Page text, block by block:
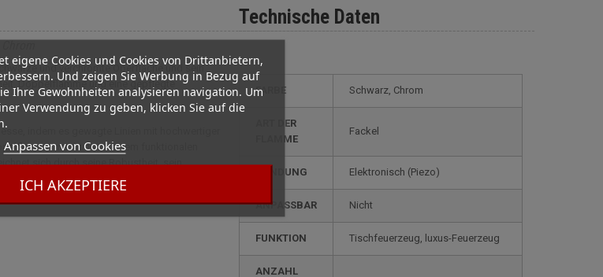
eigene Cookies und Cookies von Drittanbietern,
Und zeigen Sie Werbung in Bezug auf
Ihre Gewohnheiten analysieren navigation. Um
Verwendung zu geben, klicken Sie auf die
Anpassen von Cookies
ICH AKZEPTIERE
Technische Daten
FARBE Schwarz, Chrom
FLAMME
Fackel
ZÜNDUNG elektronisch (Piezo)
ANPASSBAR nicht
FUNKTION tischfeuerzeug, luxus-Feuerzeug
ANZAHL
und verchromte Oberfläche und sein
Doppelflamme und eine gepflegte
indem es gewagte Linien mit hochwertiger
macht es zu einem funktionalen
sich durch seine Robustheit, sein
Chrom miteinander verbindet.
Stück, das das berühmte Know-